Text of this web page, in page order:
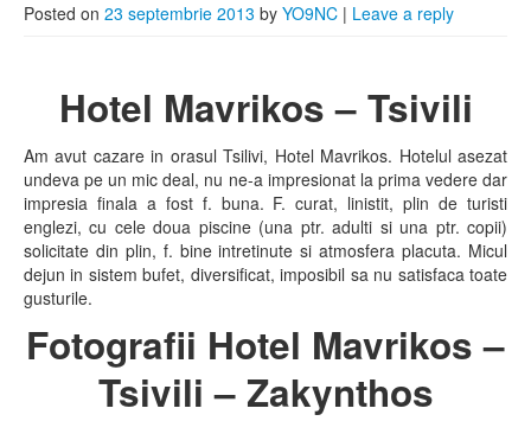
Posted on 23 septembrie 2013 by YO9NC | Leave a reply
Hotel Mavrikos – Tsivili
Am avut cazare in orasul Tsilivi, Hotel Mavrikos. Hotelul asezat
undeva pe un mic deal, nu ne-a impresionat la prima vedere dar
impresia finala a fost f. buna. F. curat, linistit, plin de turisti
englezi, cu cele doua piscine (una ptr. adulti si una ptr. copii)
solicitate din plin, f. bine intretinute si atmosfera placuta. Micul
dejun in sistem bufet, diversificat, imposibil sa nu satisfaca toate
gusturile.
Fotografii Hotel Mavrikos –
Tsivili – Zakynthos